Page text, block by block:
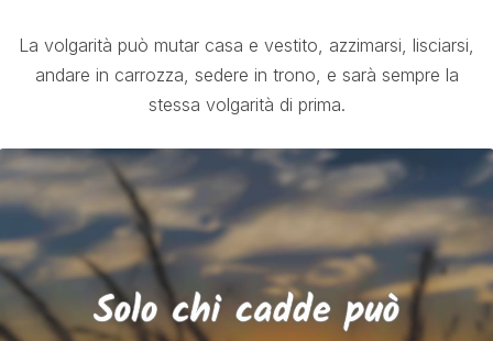
La volgarità può mutar casa e vestito, azzimarsi, lisciarsi,
andare in carrozza, sedere in trono, e sarà sempre la
stessa volgarità di prima.